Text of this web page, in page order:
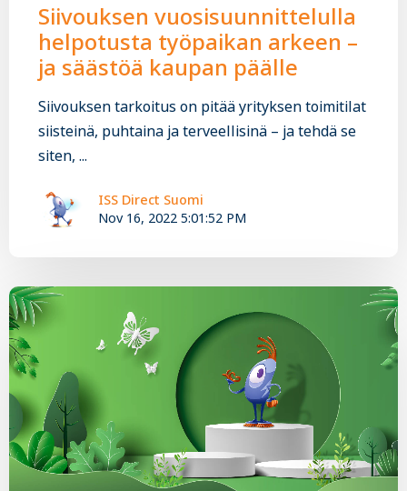
Siivouksen vuosisuunnittelulla
helpotusta työpaikan arkeen –
ja säästöä kaupan päälle
Siivouksen tarkoitus on pitää yrityksen toimitilat
siisteinä, puhtaina ja terveellisinä – ja tehdä se
siten, ...
ISS Direct Suomi
Nov 16, 2022 5:01:52 PM